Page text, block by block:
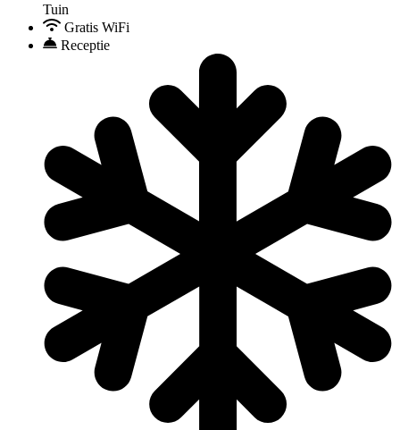
Tuin
Gratis WiFi
Receptie